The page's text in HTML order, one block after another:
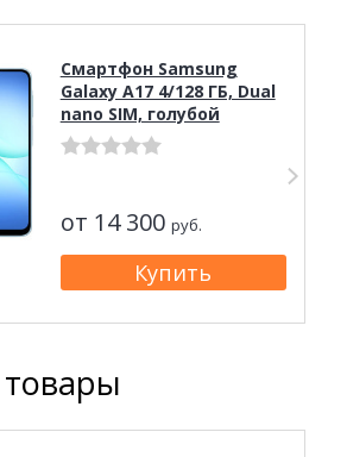
Смартфон Samsung
Galaxy A17 4/128 ГБ, Dual
nano SIM, голубой
от 14 300 руб.